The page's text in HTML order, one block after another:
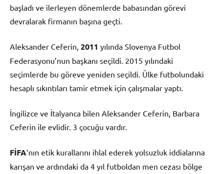
başladı ve ilerleyen dönemlerde babasından görevi
devralarak firmanın başına geçti.
Aleksander Ceferin, 2011 yılında Slovenya Futbol
Federasyonu’nun başkanı seçildi. 2015 yılındaki
seçimlerde bu göreve yeniden seçildi. Ülke futbolundaki
hesaplı sıkıntıları tamir etmek için çalışmalar yaptı.
İngilizce ve İtalyanca bilen Aleksander Ceferin, Barbara
Ceferin ile evlidir. 3 çocuğu vardır.
FİFA‘nın etik kurallarını ihlal ederek yolsuzluk iddialarına
karışan ve ardındaki da 4 yıl futboldan men cezası bölge